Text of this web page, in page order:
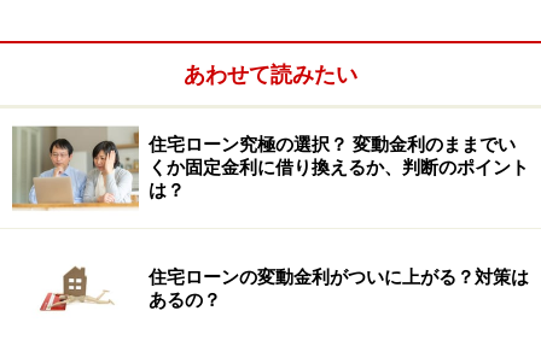
住宅ローンを早く完済するための方法は？
あわせて読みたい
住宅ローン究極の選択？ 変動金利のままでい
くか固定金利に借り換えるか、判断のポイント
は？
住宅ローンの変動金利がついに上がる？対策は
あるの？